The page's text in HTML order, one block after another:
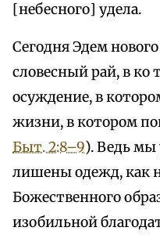
[небесного] удела.
Сегодня Эдем
словесный рай, в ко
осуждение, в
жизни, в котором
Быт. 2:8–9). Ведь мы
лишены одежд, как
Божественного
изобильной